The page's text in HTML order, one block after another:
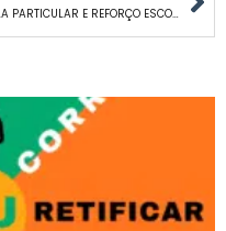
AULA PARTICULAR E REFORÇO ESCOLAR DE MATEMÁTICA E PORTUGUÊS EM BANDEIRANTES